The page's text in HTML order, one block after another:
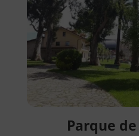
Parque